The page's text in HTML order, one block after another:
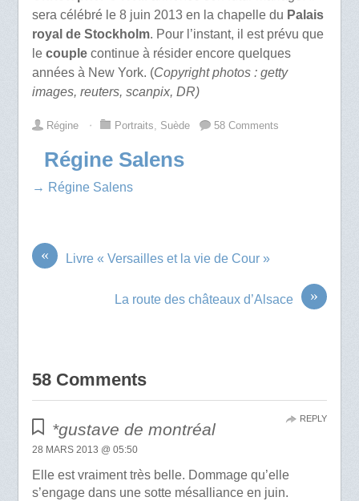
sera célébré le 8 juin 2013 en la chapelle du Palais
royal de Stockholm. Pour l’instant, il est prévu que
lecouplecontinue à résider encore quelques
années à New York. (Copyright photos : getty
images, reuters, scanpix, DR)
Régine ⋅ Portraits, Suède 58 Comments
Régine Salens
→ Régine Salens
« Livre « Versailles et la vie de Cour »
»
La route des châteaux d’Alsace
58 Comments
*gustave de montréal
28 MARS 2013 @ 05:50
Elle est vraiment très belle. Dommage qu’elle
s’engage dans une sotte mésalliance en juin.
REPLY